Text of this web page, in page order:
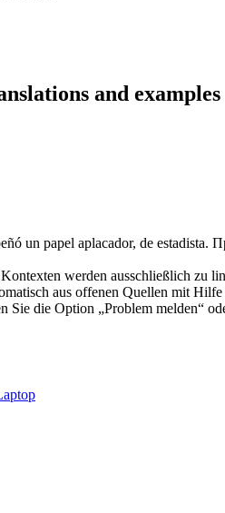
and examples
un papel aplacador, de estadista.
werden ausschließlich zu
aus offenen Quellen mit
Sie die Option „Problem melden“